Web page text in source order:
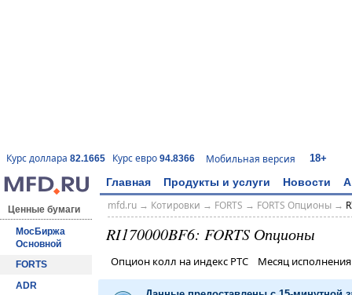
Курс доллара 82.1665 Курс евро 94.8366 Мобильная версия 18+
Главная Продукты и услуги Новости
Ценные бумаги
МосБиржа
Основной
FORTS
ADR
mfd.ru→ Котировки → FORTS → FORTS Опционы→
RI170000BF6: FORTS Опционы
Опцион колл на индекс РТС Месяц